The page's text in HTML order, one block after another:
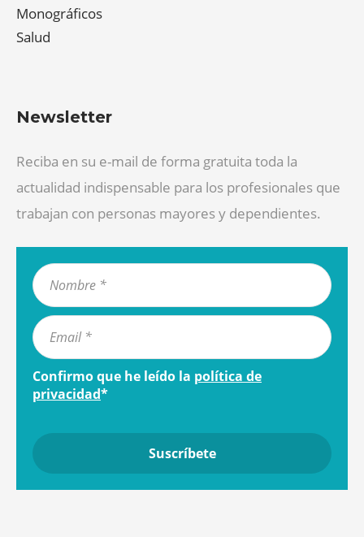
Monográficos
Salud
Newsletter
Reciba en su e-mail de forma gratuita toda la
actualidad indispensable para los profesionales que
trabajan con personas mayores y dependientes.
Confirmo que he leído la política de
privacidad*